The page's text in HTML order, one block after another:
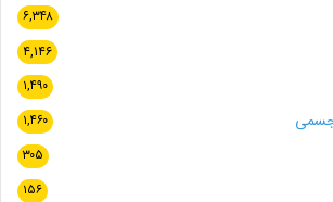
۶,۳۴۸
۴,۱۴۶
۱,۴۹۰
۱,۴۶۰
۳۰۵
۱۵۶